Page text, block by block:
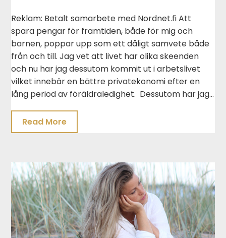
Reklam: Betalt samarbete med Nordnet.fi Att
spara pengar för framtiden, både för mig och
barnen, poppar upp som ett dåligt samvete både
från och till. Jag vet att livet har olika skeenden
och nu har jag dessutom kommit ut i arbetslivet
vilket innebär en bättre privatekonomi efter en
lång period av föräldraledighet. Dessutom har jag…
Read More